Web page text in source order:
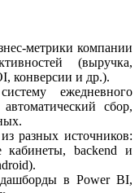
метрики компании
(выручка,
конверсии и др.).
ежедневного
сбор,
разных источников:
кабинеты, backend и
дашборды в Power BI,